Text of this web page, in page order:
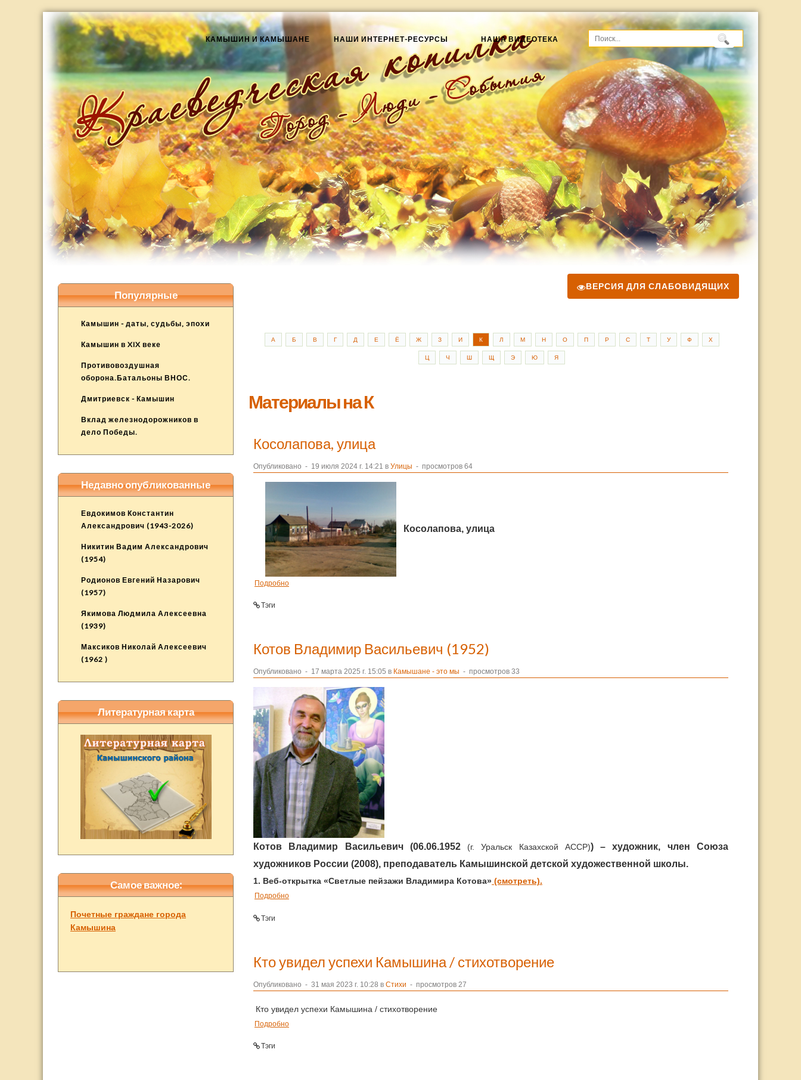
КАМЫШИН И КАМЫШАНЕ НАШИ ИНТЕРНЕТ-РЕСУРСЫ НАША ВИДЕОТЕКА
ВЕРСИЯ ДЛЯ СЛАБОВИДЯЩИХ
А Б В Г Д Е Ё Ж З И К Л М Н О П Р С Т У Ф Х
Ц Ч Ш Щ Э Ю Я
Материалы на К
Косолапова, улица
Опубликовано - 19 июля 2024 г. 14:21 в Улицы - просмотров 64
Косолапова, улица
Подробно
Тэги
Котов Владимир Васильевич (1952)
Опубликовано - 17 марта 2025 г. 15:05 в Камышане - это мы - просмотров 33
Котов Владимир Васильевич (06.06.1952 (г. Уральск Казахской АССР)) – художник, член Союза
художников России (2008), преподаватель Камышинской детской художественной школы.
1. Веб-открытка «Светлые пейзажи Владимира Котова» (смотреть).
Подробно
Тэги
Кто увидел успехи Камышина / стихотворение
Опубликовано - 31 мая 2023 г. 10:28 в Стихи - просмотров 27
Кто увидел успехи Камышина / стихотворение
Подробно
Тэги
Популярные
Камышин - даты, судьбы, эпохи
Камышин в XIX веке
Противовоздушная
оборона.Батальоны ВНОС.
Дмитриевск - Камышин
Вклад железнодорожников в
дело Победы.
Недавно опубликованные
Евдокимов Константин
Александрович (1943-2026)
Никитин Вадим Александрович
(1954)
Родионов Евгений Назарович
(1957)
Якимова Людмила Алексеевна
(1939)
Максиков Николай Алексеевич
(1962 )
Литературная карта
Самое важное:
Почетные граждане города
Камышина